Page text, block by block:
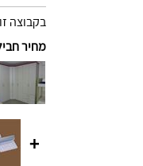
בקבוצה
מחיר
+